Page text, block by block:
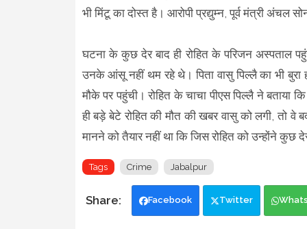
भी मिंटू का दोस्त है। आरोपी प्रद्युम्न, पूर्व मंत्री अंचल
घटना के कुछ देर बाद ही रोहित के परिजन अस्पताल
उनके आंसू नहीं थम रहे थे। पिता वासु पिल्लै का भी
मौके पर पहुंची। रोहित के चाचा पीएस पिल्लै ने बताया
ही बड़े बेटे रोहित की मौत की खबर वासु को लगी, तो
मानने को तैयार नहीं था कि जिस रोहित को उन्होंने कुछ
Tags Crime Jabalpur
Facebook Twitter